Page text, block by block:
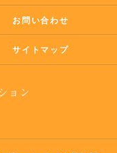
お問い合わせ
サイトマップ